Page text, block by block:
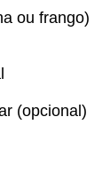
ou frango)
(opcional)